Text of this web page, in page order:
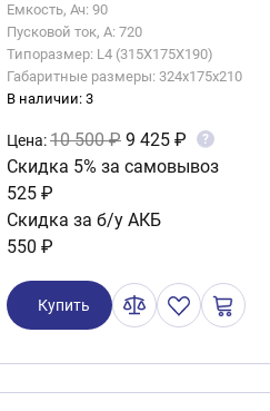
Емкость, Ач: 90
Пусковой ток, А: 720
Типоразмер: L4 (315X175X190)
Габаритные размеры: 324x175x210
В наличии: 3
Цена:10 500 ₽ 9 425 ₽ ?
Скидка 5% за самовывоз
525 ₽
Скидка за б/у АКБ
550 ₽
Купить